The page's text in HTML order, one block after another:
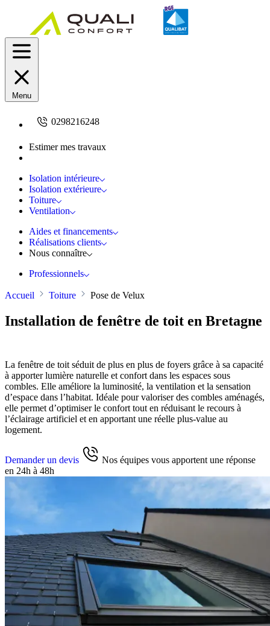
Menu
0298216248
Estimer mes travaux
Isolation intérieure
Isolation extérieure
Toiture
Ventilation
Aides et financements
Réalisations clients
Nous connaître
Professionnels
Accueil Toiture Pose de Velux
Installation de fenêtre de toit en Bretagne
La fenêtre de toit séduit de plus en plus de foyers grâce à sa capacité
à apporter lumière naturelle et confort dans les espaces sous
combles. Elle améliore la luminosité, la ventilation et la sensation
d’espace dans l’habitat. Idéale pour valoriser des combles aménagés,
elle permet d’optimiser le confort tout en réduisant le recours à
l’éclairage artificiel et en apportant une réelle plus-value au
logement.
Demander un devis
Nos équipes vous apportent une réponse
en 24h à 48h